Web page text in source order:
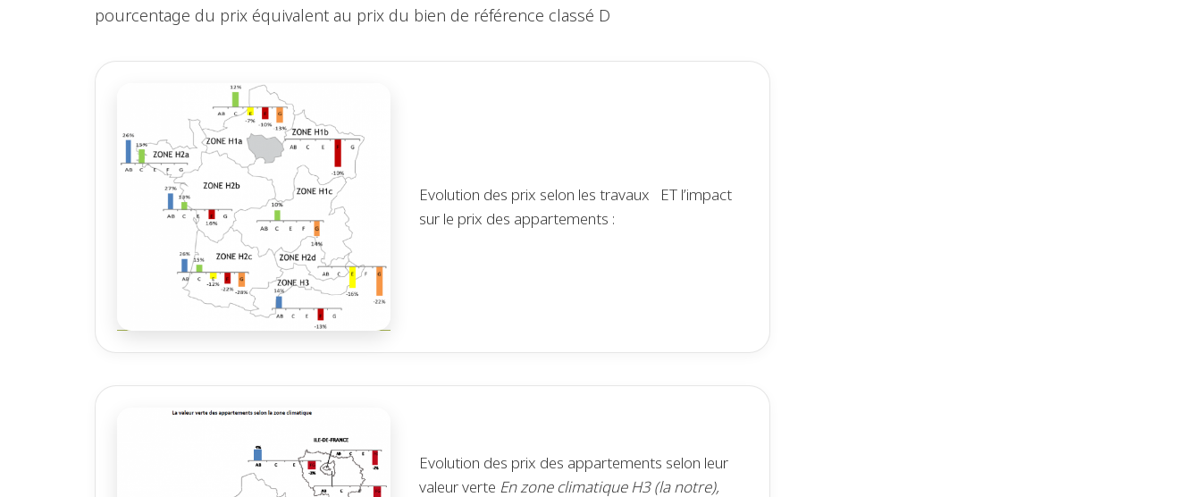
pourcentage du prix équivalent au prix du bien de référence classé D
Evolution des prix selon les travaux ET l’impact
sur le prix des appartements :
Evolution des prix des appartements selon leur
valeur verte En zone climatique H3 (la notre),